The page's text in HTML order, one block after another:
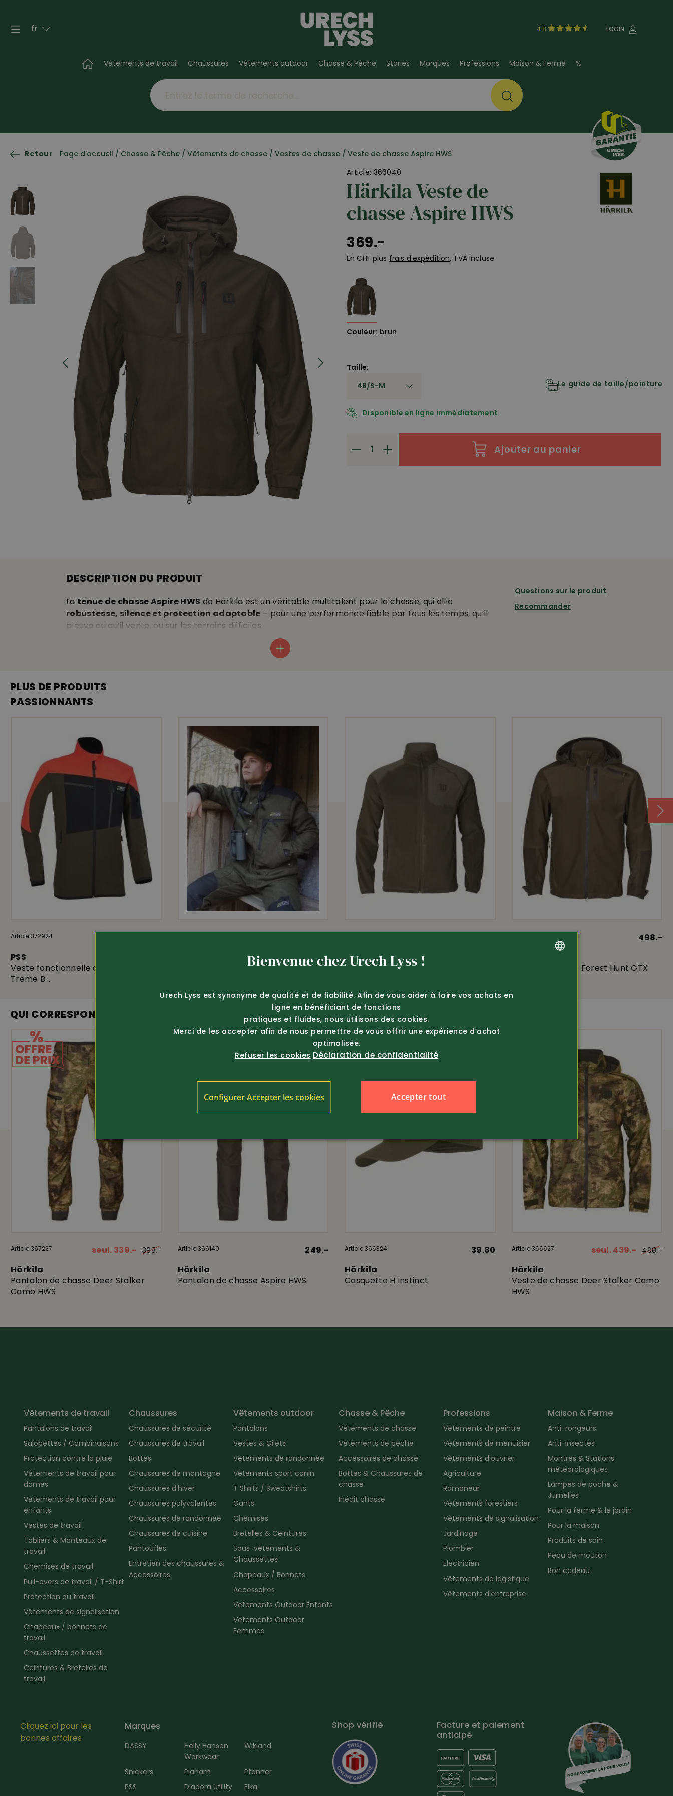
fr 4.8 LOGIN
Vêtements de travail Chaussures Vêtements outdoor Chasse & Pêche Stories Marques Professions Maison & Ferme %
Retour Page d'accueil / Chasse & Pêche / Vêtements de chasse / Vestes de chasse / Veste de chasse Aspire HWS
Article: 366040
Härkila Veste de
chasse Aspire HWS
369.-
En CHF plus frais d'expédition, TVA incluse
Couleur: brun
Taille:
Le guide de taille/pointure
Disponible en ligne immédiatement
Ajouter au panier
DESCRIPTION DU PRODUIT
La tenue de chasse Aspire HWS de Härkila est un véritable multitalent pour la chasse, qui allie
robustesse, silence et protection adaptable – pour une performance fiable par tous les temps, qu’il
pleuve ou qu’il vente, ou sur les terrains difficiles.
stretch grattéest à la fois légère, robuste, et permet des
déplacements silencieux dans les environnements difficiles • la membrane HWS assure
durable qui protège contre les salissures et l’humidité •
circulation d’air • légère doublure en mesh respirant qui évacue la sueur de la peau et procure un
sentiment de port agréable même lors d’activités intenses • 2 grandes poches latérales zippées • 2
zip pratique à double sens • la coupe peut être ajustée au niveau des poignets, de l’ourlet et de la
capuche • capuche non amovible avec visière malléable • longueur env. 78 cm • 100% polyester • lavable
à 40 °C
HWSqui est l’abréviation de ärkila, W etter (intempéries) et
ystème est une membrane spécialement
développée pour être
imperméable et coupe-vent . Elle est aussi
particulièrement légère,
respirante et silencieuse
. Spécialement indiquée pour la chasse active sur terrains difficiles ou lors
d’activités physiques intenses.
stretch imperméable coupe-vent
Questions sur le produit
Recommander
PLUS DE PRODUITS
PASSIONNANTS
Article 372924
PSS
Veste fonctionnelle de travail X-
Treme B...
Veste de chasse en loden X-Treme
Härkila
Veste polaire Venjan 2.0
498.-
Veste de chasse Forest Hunt GTX
QUI CORRESPOND
Article 367227 seul. 339.- 398.-
Härkila
Pantalon de chasse Deer Stalker
Camo HWS
Article 366140
249.-
Härkila
Pantalon de chasse Aspire HWS
Article 366324
39.80
Härkila
Casquette H Instinct
Article 366627 seul. 439.- 498.-
Härkila
Veste de chasse Deer Stalker Camo
HWS
Vêtements de travail
Pantalons de travail
Salopettes / Combinaisons
Protection contre la pluie
Vêtements de travail pour
dames
Vêtements de travail pour
enfants
Vestes de travail
Tabliers & Manteaux de
travail
Chemises de travail
Pull-overs de travail / T-Shirt
Protection au travail
Vêtements de signalisation
Chapeaux / bonnets de
travail
Chaussettes de travail
Ceintures & Bretelles de
travail
Chaussures
Chaussures de sécurité
Chaussures de travail
Bottes
Chaussures de montagne
Chaussures d'hiver
Chaussures polyvalentes
Chaussures de randonnée
Chaussures de cuisine
Pantoufles
Entretien des chaussures &
Accessoires
Vêtements outdoor
Pantalons
Vestes & Gilets
Vêtements de randonnée
Vêtements sport canin
T Shirts / Sweatshirts
Gants
Chemises
Bretelles & Ceintures
Sous-vêtements &
Chaussettes
Chapeaux / Bonnets
Accessoires
Vetements Outdoor Enfants
Vetements Outdoor
Femmes
Chasse & Pêche
Vêtements de chasse
Vêtements de pêche
Accessoires de chasse
Bottes & Chaussures de
chasse
Inédit chasse
Professions
Vêtements de peintre
Vêtements de menuisier
Vêtements d'ouvrier
Agriculture
Ramoneur
Vêtements forestiers
Vêtements de signalisation
Jardinage
Plombier
Electricien
Vêtements de logistique
Vêtements d'entreprise
Maison & Ferme
Anti-rongeurs
Anti-insectes
Montres & Stations
météorologiques
Lampes de poche &
Jumelles
Pour la ferme & le jardin
Pour la maison
Produits de soin
Peau de mouton
Bon cadeau
Cliquez ici pour les
bonnes affaires
Marques
DASSY
Helly Hansen
Workwear
Wikland
Snickers Planam
Pfanner
PSS
Diadora Utility Elka
Shop vérifié
Facture et paiement
anticipé
Bienvenue chez Urech Lyss !
Urech Lyss est synonyme de qualité et de fiabilité. Afin de vous aider à faire vos achats en
ligne en bénéficiant de fonctions
pratiques et fluides, nous utilisons des cookies.
Merci de les accepter afin de nous permettre de vous offrir une expérience d’achat
optimalisée.
Refuser les cookies Déclaration de confidentialité
Accepter tout
Configurer Accepter les cookies